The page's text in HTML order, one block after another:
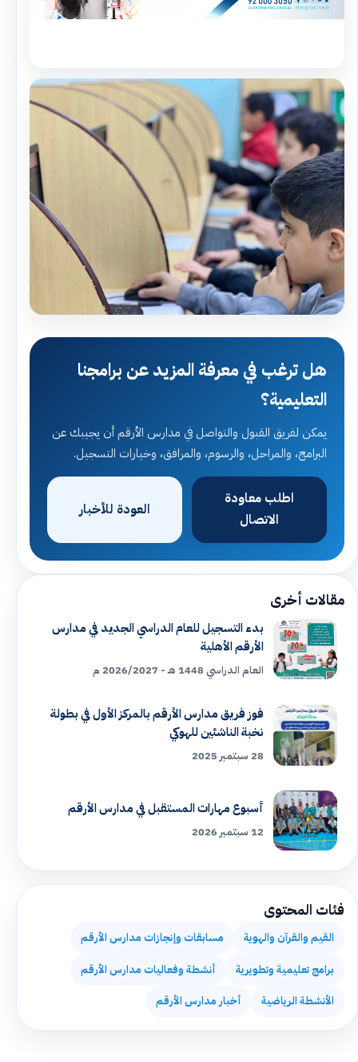
هل ترغب في معرفة المزيد عن برامجنا
التعليمية؟
يمكن لفريق القبول والتواصل في مدارس الأرقم أن يجيبك عن
البرامج، والمراحل، والرسوم، والمرافق، وخيارات التسجيل.
اطلب معاودة
الاتصال
العودة للأخبار
مقالات أخرى
بدء التسجيل للعام الدراسي الجديد في مدارس
الأرقم الأهلية
العام الدراسي 1448 هـ - 2026/2027 م
فوز فريق مدارس الأرقم بالمركز الأول في بطولة
نخبة الناشئين للهوكي
28 سبتمبر 2025
أسبوع مهارات المستقبل في مدارس الأرقم
12 سبتمبر 2026
فئات المحتوى
القيم والقرآن والهوية مسابقات وإنجازات مدارس الأرقم
برامج تعليمية وتطويرية أنشطة وفعاليات مدارس الأرقم
الأنشطة الرياضية أخبار مدارس الأرقم